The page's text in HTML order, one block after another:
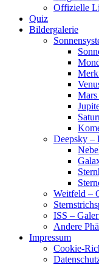
Offizielle
Quiz
Bildergalerie
Deepsky –
Weitfeld –
ISS –
Andere
Impressum
Cookie-